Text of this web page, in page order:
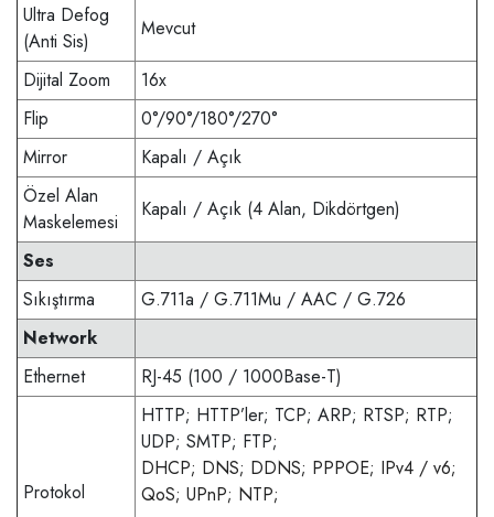
Ultra Defog
(Anti Sis)
Mevcut
Dijital Zoom
16x
Flip
0°/90°/180°/270°
Mirror
Kapalı / Açık
Özel Alan
Maskelemesi
Kapalı / Açık (4 Alan, Dikdörtgen)
Ses
Sıkıştırma
G.711a / G.711Mu / AAC / G.726
Network
Ethernet
RJ-45 (100 / 1000Base-T)
Protokol
HTTP; HTTP’ler; TCP; ARP; RTSP; RTP;
UDP; SMTP; FTP;
DHCP; DNS; DDNS; PPPOE; IPv4 / v6;
QoS; UPnP; NTP;